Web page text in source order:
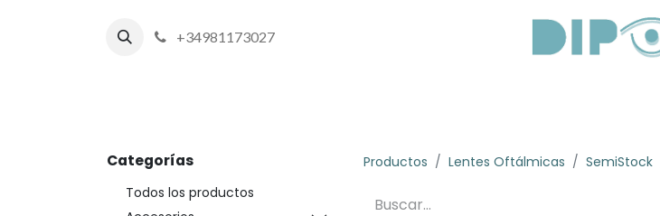
+34981173027
Categorías
Todos los productos
Productos Lentes Oftálmicas SemiStock